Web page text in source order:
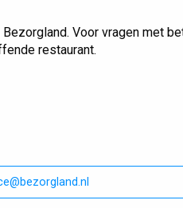
Voor vragen met
restaurant.